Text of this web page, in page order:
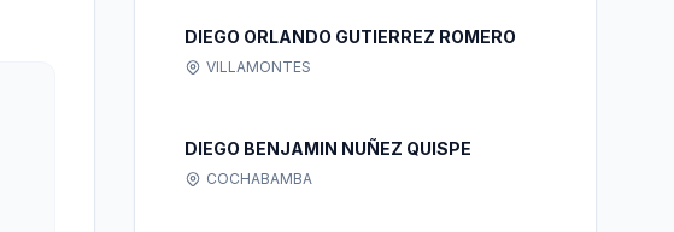
DIEGO ORLANDO GUTIERREZ ROMERO
VILLAMONTES
DIEGO BENJAMIN NUÑEZ QUISPE
COCHABAMBA